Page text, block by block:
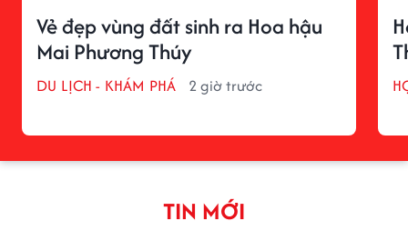
Vẻ đẹp vùng đất sinh ra Hoa hậu
Mai Phương Thúy
DU LỊCH - KHÁM PHÁ 2 giờ trước
TIN MỚI